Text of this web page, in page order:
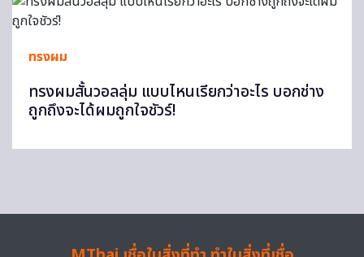
ทรงผม
ทรงผมสั้นวอลลุ่ม แบบไหนเรียกว่าอะไร บอกช่าง
ถูกถึงจะได้ผมถูกใจชัวร์!